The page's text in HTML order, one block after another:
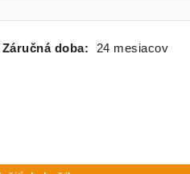
Záručná doba: 24 mesiacov